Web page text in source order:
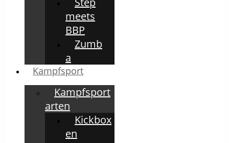
meets
BBP
Zumb
a
Kampfsport
Kampfsport
arten
Kickbox
en